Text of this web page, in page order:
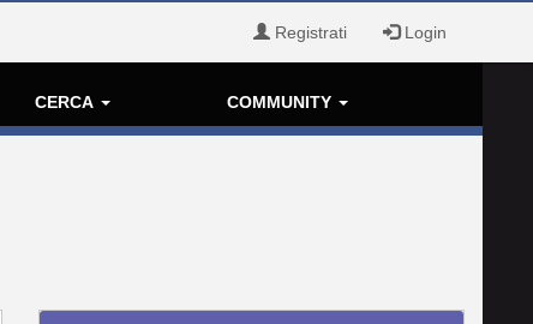
Registrati Login
CERCA COMMUNITY